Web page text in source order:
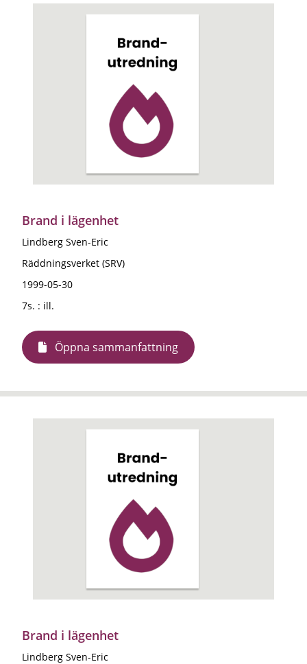
Brand i lägenhet
Lindberg Sven-Eric
Räddningsverket (SRV)
1999-05-30
7s. : ill.
Öppna sammanfattning
Brand i lägenhet
Lindberg Sven-Eric